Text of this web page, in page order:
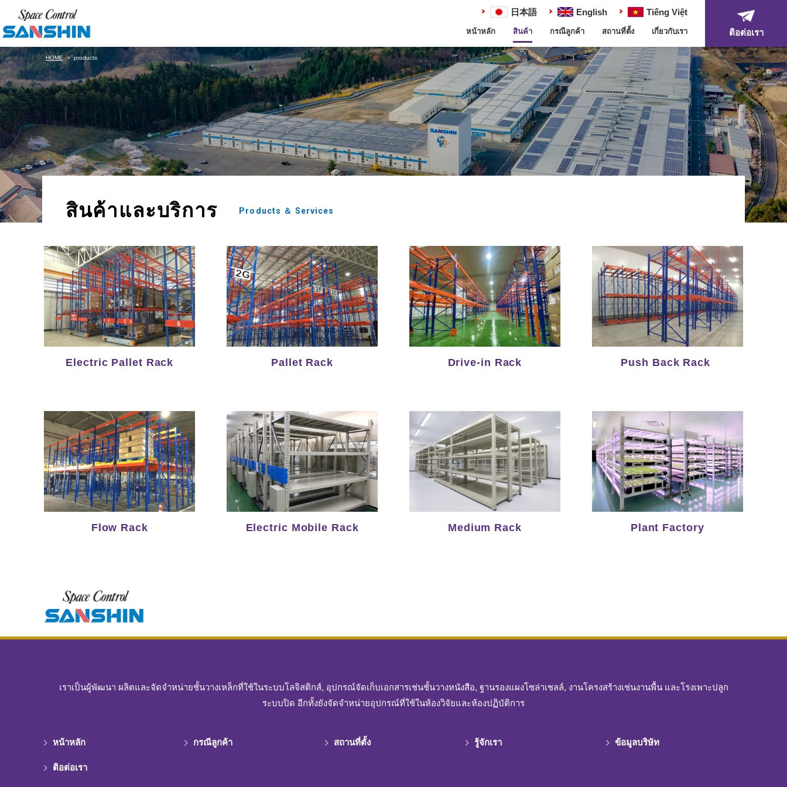
日本語 English Tiếng Việt
หน้าหลัก สินค้า กรณีลูกค้า สถานที่ตั้ง เกี่ยวกับเรา ติอต่อเรา
HOME products
สินค้าและบริการ Products ＆ Services
Electric Pallet Rack Pallet Rack Drive-in Rack Push Back Rack
Flow Rack Electric Mobile Rack Medium Rack Plant Factory
เราเป็นผู้พัฒนา ผลิตและจัดจำหน่ายชั้นวางเหล็กที่ใช้ในระบบโลจิสติกส์, อุปกรณ์จัดเก็บเอกสารเช่นชั้นวางหนังสือ, ฐานรองแผงโซล่าเชลล์, งานโครงสร้างเช่นงานพื้น และโรงเพาะปลูก
ระบบปิด อีกทั้งยังจัดจำหน่ายอุปกรณ์ที่ใช้ในห้องวิจัยและห้องปฏิบัติการ
หน้าหลัก กรณีลูกค้า สถานที่ตั้ง รู้จักเรา ข้อมูลบริษัท
ติอต่อเรา